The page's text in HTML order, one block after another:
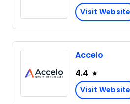
Visit Website
Accelo
4.4
Visit Website